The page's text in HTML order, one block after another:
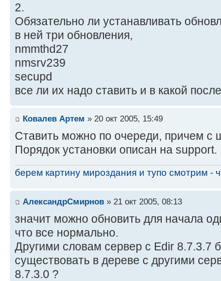
2.
Обязательно ли устанавливать
в ней три обновления,
nmmthd27
nmsrv239
secupd
все ли их надо ставить и в какой
Ковалев Артем » 20 окт 2005, 15:49
Ставить можно по очереди, причем с
Порядок установки описан на support.
берем картину мироздания и тупо смотрим -
АлександрСмирнов » 21 окт 2005, 08:13
значит можно обновить для начала
что все нормально.
Другими словам сервер с Edir 8.7.3.7
существовать в дереве с другими
8.7.3.0 ?